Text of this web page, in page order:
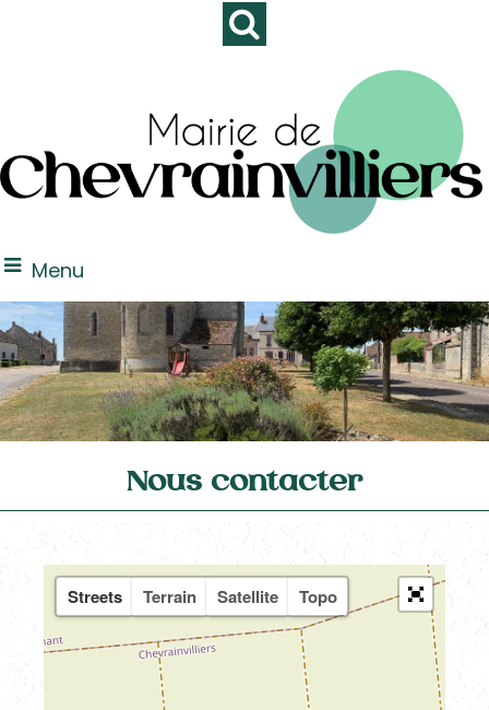
Menu
Nous contacter
Streets Terrain Satellite Topo